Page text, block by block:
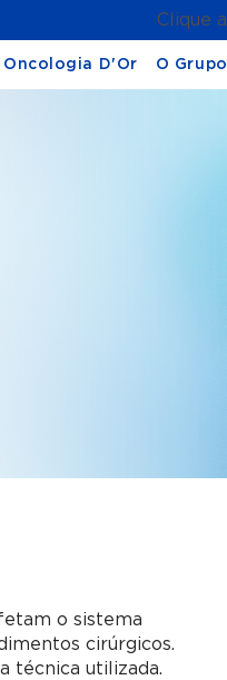
Clique
Oncologia D'Or O Grupo
o sistema
cirúrgicos.
técnica utilizada.